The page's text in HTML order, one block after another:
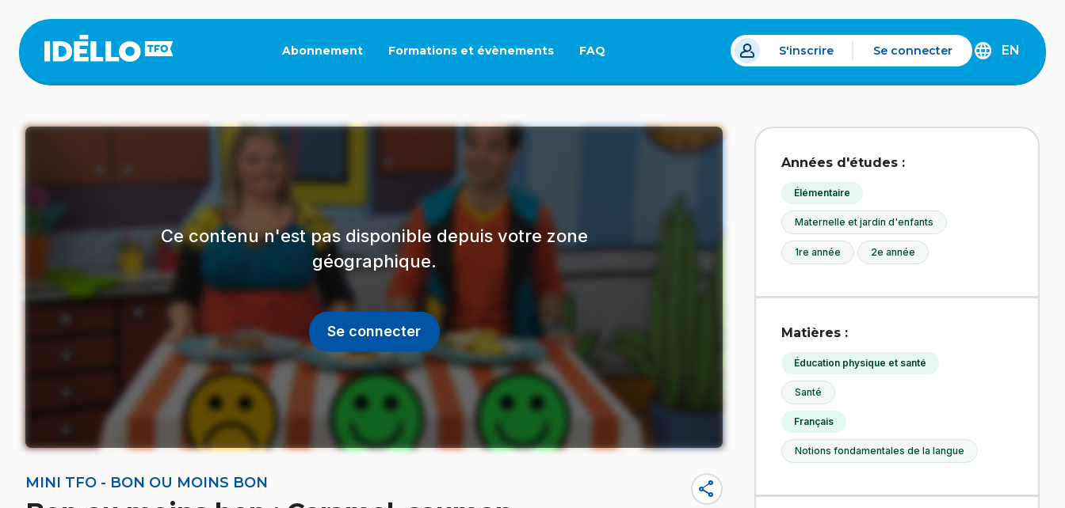
contenu
principal
Abonnement Formations et évènements FAQ
Ce lien s'ouvrira dans un nouvel onglet.
S'inscrire Se connecter
DISCOVER
EN
Ce contenu n'est pas disponible depuis votre zone
géographique.
Se connecter
MINI TFO - BON OU MOINS BON share
Années d'études :
Élémentaire
Maternelle et jardin d'enfants
1re année 2e année
Matières :
Éducation physique et santé
Santé
Français
Notions fondamentales de la langue